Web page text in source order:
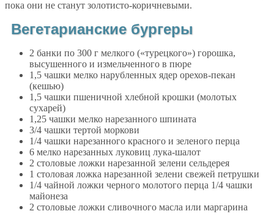
пока они не станут золотисто-коричневыми.
Вегетарианские бургеры
2 банки по 300 г мелкого («турецкого») горошка,
высушенного и измельченного в пюре
1,5 чашки мелко нарубленных ядер орехов-пекан
(кешью)
1,5 чашки пшеничной хлебной крошки (молотых
сухарей)
1,25 чашки мелко нарезанного шпината
3/4 чашки тертой моркови
1/4 чашки нарезанного красного и зеленого перца
6 мелко нарезанных луковиц лука-шалот
2 столовые ложки нарезанной зелени сельдерея
1 столовая ложка нарезанной зелени свежей петрушки
1/4 чайной ложки черного молотого перца 1/4 чашки
майонеза
2 столовые ложки сливочного масла или маргарина